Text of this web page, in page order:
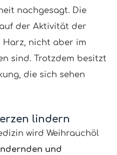
nachgesagt. Die
der Aktivität der
Harz, nicht aber im
sind. Trotzdem besitzt
die sich sehen
lindern
wird Weihrauchöl
und